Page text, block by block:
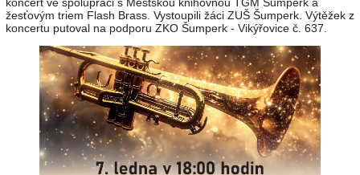
žesťovým triem Flash Brass. Vystoupili žáci ZUŠ Šumperk. Výtěžek z
koncertu putoval na podporu ZKO Šumperk - Vikýřovice č. 637.